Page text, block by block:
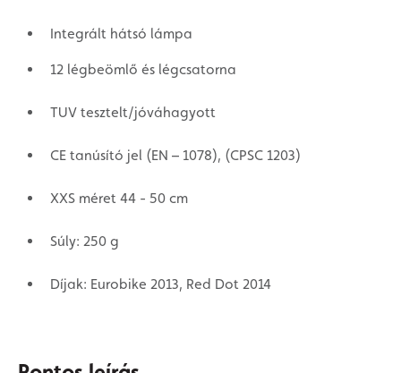
Integrált hátsó lámpa
12 légbeömlő és légcsatorna
TUV tesztelt/jóváhagyott
CE tanúsító jel (EN – 1078), (CPSC 1203)
XXS méret 44 - 50 cm
Súly: 250 g
Díjak: Eurobike 2013, Red Dot 2014